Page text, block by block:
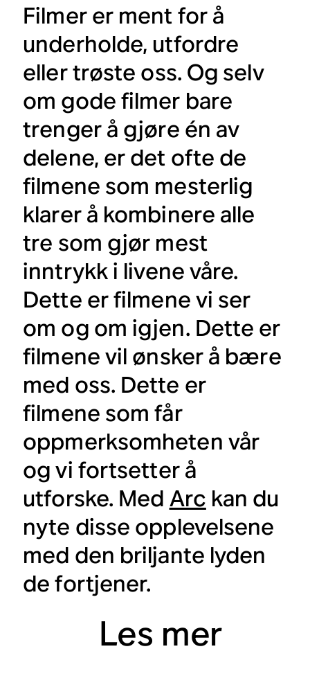
Filmer er ment for å
underholde, utfordre
eller trøste oss. Og selv
om gode filmer bare
trenger å gjøre én av
delene, er det ofte de
filmene som mesterlig
klarer å kombinere alle
tre som gjør mest
inntrykk i livene våre.
Dette er filmene vi ser
om og om igjen. Dette er
filmene vil ønsker å bære
med oss. Dette er
filmene som får
oppmerksomheten vår
og vi fortsetter å
utforske. Med Arc kan du
nyte disse opplevelsene
med den briljante lyden
de fortjener.
Les mer